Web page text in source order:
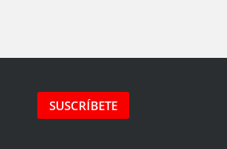
SUSCRÍBETE